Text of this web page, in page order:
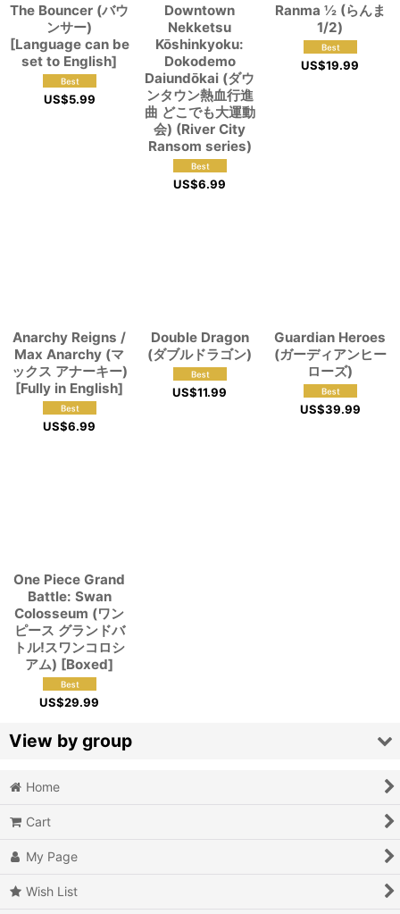
The Bouncer (バウ
ンサー)
[Language can be
set to English]
US$5.99
Downtown
Nekketsu
Kōshinkyoku:
Dokodemo
Daiundōkai (ダウ
ンタウン熱血行進
曲 どこでも大運動
会) (River City
Ransom series)
US$6.99
Ranma ½ (らんま
1/2)
US$19.99
Anarchy Reigns /
Max Anarchy (マ
ックス アナーキー)
[Fully in English]
US$6.99
Double Dragon
(ダブルドラゴン)
US$11.99
Guardian Heroes
(ガーディアンヒー
ローズ)
US$39.99
One Piece Grand
Battle: Swan
Colosseum (ワン
ピース グランドバ
トル!スワンコロシ
アム) [Boxed]
US$29.99
View by group
Action
Action RPG
Adventure
Home
Cart
My Page
Wish List